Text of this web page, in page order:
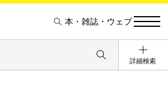
本・雑誌・ウェブ
詳細検索